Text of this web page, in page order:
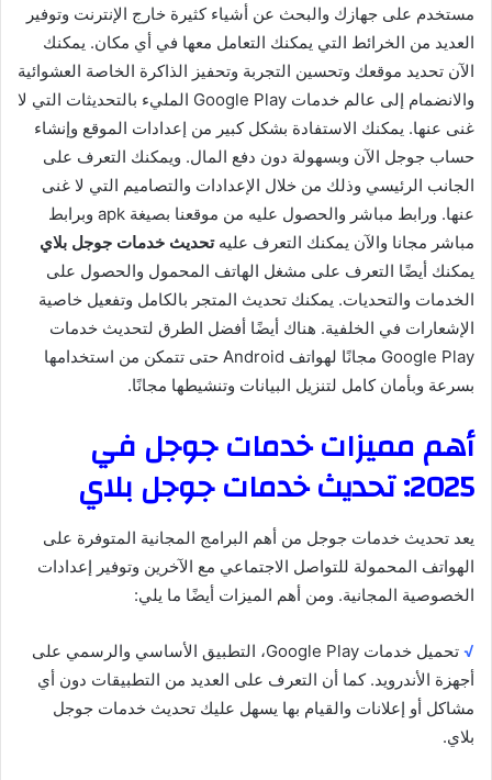
مستخدم على جهازك والبحث عن أشياء كثيرة خارج الإنترنت وتوفير
العديد من الخرائط التي يمكنك التعامل معها في أي مكان. يمكنك
الآن تحديد موقعك وتحسين التجربة وتحفيز الذاكرة الخاصة العشوائية
والانضمام إلى عالم خدمات Google Play المليء بالتحديثات التي لا
غنى عنها. يمكنك الاستفادة بشكل كبير من إعدادات الموقع وإنشاء
حساب جوجل الآن وبسهولة دون دفع المال. ويمكنك التعرف على
الجانب الرئيسي وذلك من خلال الإعدادات والتصاميم التي لا غنى
عنها. ورابط مباشر والحصول عليه من موقعنا بصيغة apk وبرابط
مباشر مجانا والآن يمكنك التعرف عليهتحديث خدمات جوجل بلاي
يمكنك أيضًا التعرف على مشغل الهاتف المحمول والحصول على
الخدمات والتحديات. يمكنك تحديث المتجر بالكامل وتفعيل خاصية
الإشعارات في الخلفية. هناك أيضًا أفضل الطرق لتحديث خدمات
Google Play مجانًا لهواتف Android حتى تتمكن من استخدامها
بسرعة وبأمان كامل لتنزيل البيانات وتنشيطها مجانًا.
أهم مميزات خدمات جوجل في
2025: تحديث خدمات جوجل بلاي
يعد تحديث خدمات جوجل من أهم البرامج المجانية المتوفرة على
الهواتف المحمولة للتواصل الاجتماعي مع الآخرين وتوفير إعدادات
الخصوصية المجانية. ومن أهم الميزات أيضًا ما يلي:
√
تحميل خدمات Google Play، التطبيق الأساسي والرسمي على
أجهزة الأندرويد. كما أن التعرف على العديد من التطبيقات دون أي
مشاكل أو إعلانات والقيام بها يسهل عليك تحديث خدمات جوجل
بلاي.